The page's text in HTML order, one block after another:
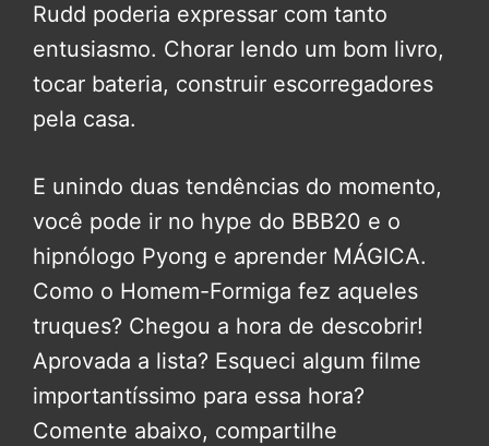
Rudd poderia expressar com tanto
entusiasmo. Chorar lendo um bom livro,
tocar bateria, construir escorregadores
pela casa.
E unindo duas tendências do momento,
você pode ir no hype do BBB20 e o
hipnólogo Pyong e aprender MÁGICA.
Como o Homem-Formiga fez aqueles
truques? Chegou a hora de descobrir!
Aprovada a lista? Esqueci algum filme
importantíssimo para essa hora?
Comente abaixo, compartilhe